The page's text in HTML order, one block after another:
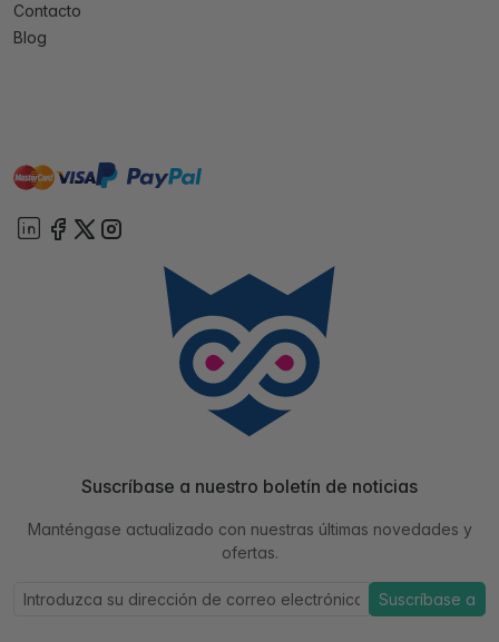
Contacto
Blog
mastervisa paypal
Suscríbase a nuestro boletín de noticias
Manténgase actualizado con nuestras últimas novedades y
ofertas.
Suscríbase a